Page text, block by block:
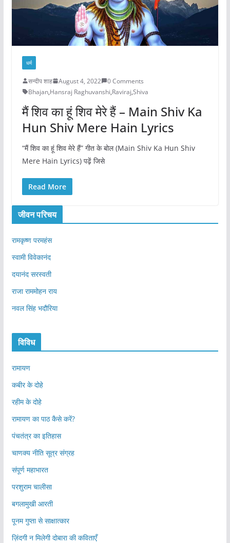
धर्म
सन्दीप शाह August 4, 2022
0 Comments
Bhajan,Hansraj Raghuvanshi,Raviraj,Shiva
मैं शिव का हूं शिव मेरे हैं – Main Shiv Ka
Hun Shiv Mere Hain Lyrics
“मैं शिव का हूं शिव मेरे हैं” गीत के बोल (Main Shiv Ka Hun Shiv
Mere Hain Lyrics) पढ़ें जिसे
Read More
जीवन परिचय
रामकृष्ण परमहंस
स्वामी विवेकानंद
दयानंद सरस्वती
राजा राममोहन राय
नवल सिंह भदौरिया
विविध
रामायण
कबीर के दोहे
रहीम के दोहे
रामायण का पाठ कैसे करें?
पंचतंत्र का इतिहास
चाणक्य नीति सूत्र संग्रह
संपूर्ण महाभारत
परशुराम चालीसा
बगलामुखी आरती
पूनम गुप्ता से साक्षात्कार
ज़िंदगी न मिलेगी दोबारा की कविताएँ